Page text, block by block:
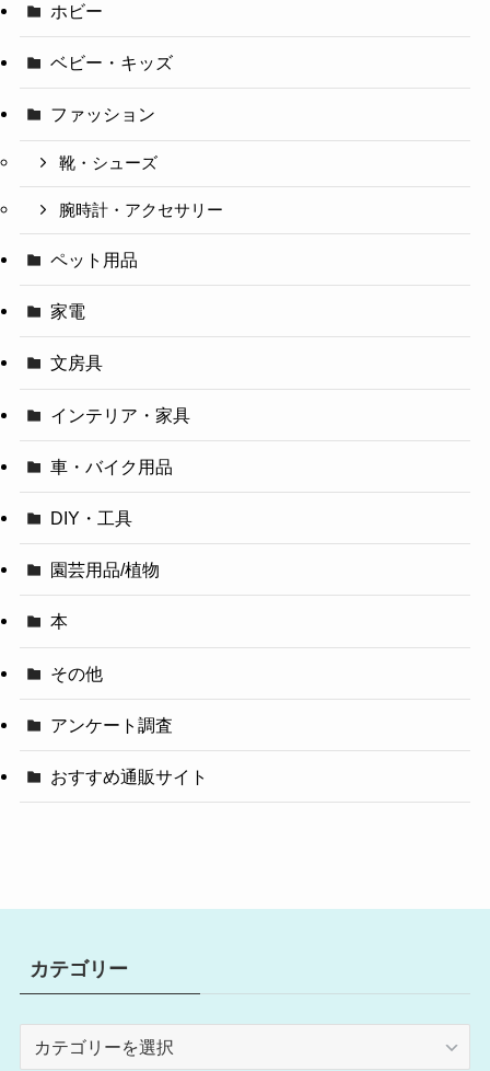
ホビー
ベビー・キッズ
ファッション
靴・シューズ
腕時計・アクセサリー
ペット用品
家電
文房具
インテリア・家具
車・バイク用品
DIY・工具
園芸用品/植物
本
その他
アンケート調査
おすすめ通販サイト
カテゴリー